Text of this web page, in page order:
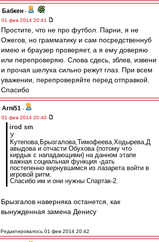
Бабкен -
01 фев 2014 20:41
Простите, что не про футбол. Парни, я не
Ожегов, но грамматику и сам посредственнуб
имею и браузер проверяет, а я ему доверяю
или перепроверяю. Слова сдесь, зблев, извени
и прочая шелуха сильно режут глаз. При всем
уважении, перепроверяйте перед отправкой.
Спасибо
Arni51 -
01 фев 2014 20:40
irod sm
У
Кутепова,Брызгалова,Тимофеева,Ходырева,Д
авыдова и отчасти Обухова (потому что
кирдык с нападающими) на данном этапе
важная социальная функция -дать
постепенно вернувшимся из лазарета войти в
игровой ритм.
Спасибо им и они нужны Спартак-2.
Брызгалов наверняка останется, как
вынужденная замена Денису
Редактировалось 01 фев 2014 20:42